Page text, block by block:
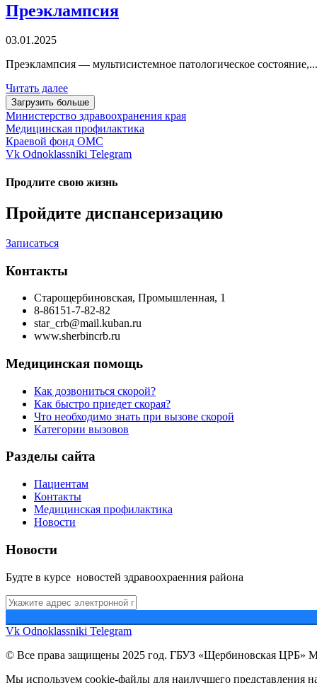
Преэклампсия
03.01.2025
Преэклампсия — мультисистемное патологическое состояние,...
Читать далее
Загрузить больше
Министерство здравоохранения края
Медицинская профилактика
Краевой фонд ОМС
Vk Odnoklassniki Telegram
Продлите свою жизнь
Пройдите диспансеризацию
Записаться
Контакты
Старощербиновская, Промышленная, 1
8-86151-7-82-82
star_crb@mail.kuban.ru
www.sherbincrb.ru
Медицинская помощь
Как дозвониться скорой?
Как быстро приедет скорая?
Что необходимо знать при вызове скорой
Категории вызовов
Разделы сайта
Пациентам
Контакты
Медицинская профилактика
Новости
Новости
Будте в курсе новостей здравоохраенния района
Vk Odnoklassniki Telegram
© Все права защищены 2025 год. ГБУЗ «Щербиновская ЦРБ»
Мы используем cookie-файлы для наилучшего представления